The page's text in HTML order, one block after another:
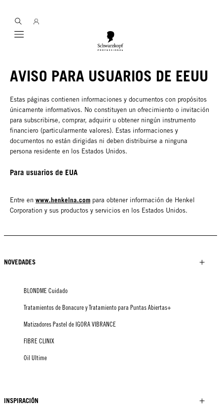
Mobile navigation
AVISO PARA USUARIOS DE EEUU
Estas páginas contienen informaciones y documentos con propósitos
únicamente informativos. No constituyen un ofrecimiento o invitación
para subscribirse, comprar, adquirir u obtener ningún instrumento
financiero (particularmente valores). Estas informaciones y
documentos no están dirigidas ni deben distribuirse a ninguna
persona residente en los Estados Unidos.
Para usuarios de EUA
Entre en www.henkelna.com para obtener información de Henkel
Corporation y sus productos y servicios en los Estados Unidos.
NOVEDADES
BLONDME Cuidado
Tratamientos de Bonacure y Tratamiento para Puntas Abiertas+
Matizadores Pastel de IGORA VIBRANCE
FIBRE CLINIX
Oil Ultime
INSPIRACIÓN